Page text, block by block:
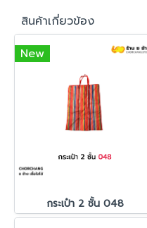
สินค้าเกี่ยวข้อง
New
กระเป๋า 2 ชั้น 048